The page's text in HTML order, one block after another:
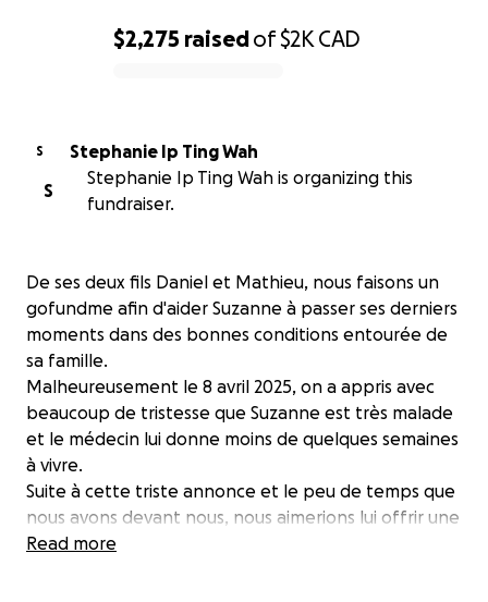
$2,275 raisedof$2K CAD
S
Stephanie Ip Ting Wah
S
Stephanie Ip Ting Wah is organizing this
fundraiser.
De ses deux fils Daniel et Mathieu, nous faisons un
gofundme afin d'aider Suzanne à passer ses derniers
moments dans des bonnes conditions entourée de
sa famille.
Malheureusement le 8 avril 2025, on a appris avec
beaucoup de tristesse que Suzanne est très malade
et le médecin lui donne moins de quelques semaines
à vivre.
Suite à cette triste annonce et le peu de temps que
nous avons devant nous, nous aimerions lui offrir une
fin de vie à la hauteur de sa générosité durant sa vie.
Read more